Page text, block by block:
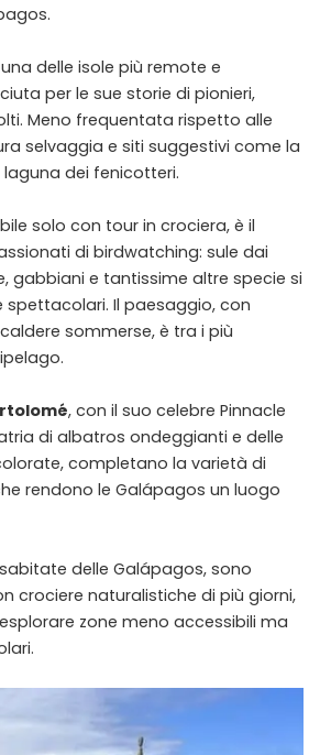
delle isole più remote e
per le sue storie di pionieri,
Meno frequentata rispetto alle
selvaggia e siti suggestivi come la
dei fenicotteri.
solo con tour in crociera, è il
di birdwatching: sule dai
gabbiani e tantissime altre specie si
spettacolari. Il paesaggio, con
sommerse, è tra i più
, con il suo celebre Pinnacle
di albatros ondeggianti e delle
completano la varietà di
rendono le Galápagos un luogo
delle Galápagos, sono
crociere naturalistiche di più giorni,
zone meno accessibili ma